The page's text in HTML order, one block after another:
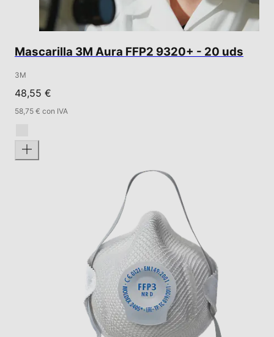
Mascarilla 3M Aura FFP2 9320+ - 20 uds
3M
48,55 €
58,75 € con IVA